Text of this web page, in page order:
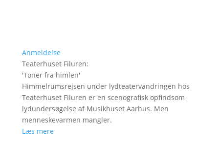
Anmeldelse
Teaterhuset Filuren:
'Toner fra himlen'
Himmelrumsrejsen under lydteatervandringen hos
Teaterhuset Filuren er en scenografisk opfindsom
lydundersøgelse af Musikhuset Aarhus. Men
menneskevarmen mangler.
Læs mere